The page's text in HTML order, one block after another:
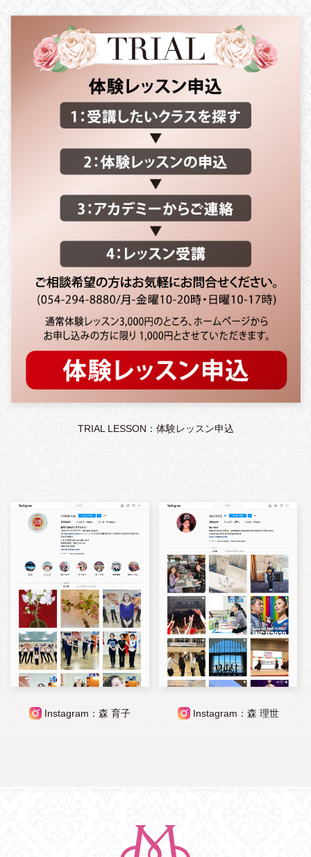
TRIAL LESSON：体験レッスン申込
Instagram：森 育子 Instagram：森 理世